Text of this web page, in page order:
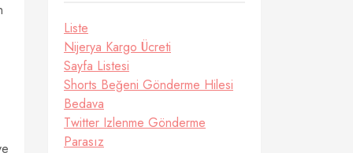
Liste
Nijerya Kargo Ücreti
Sayfa Listesi
Shorts Beğeni Gönderme Hilesi
Bedava
Twitter Izlenme Gönderme
Parasız